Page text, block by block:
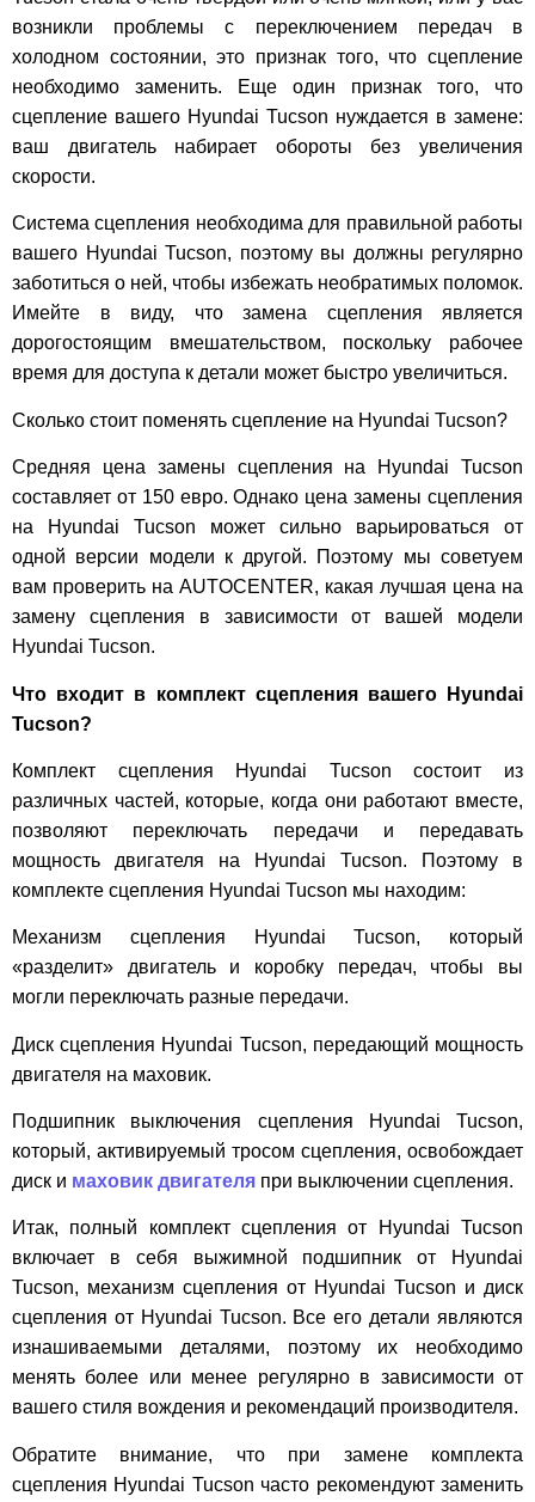
возникли проблемы с переключением передач в
холодном состоянии, это признак того, что сцепление
необходимо заменить. Еще один признак того, что
сцепление вашего Hyundai Tucson нуждается в замене:
ваш двигатель набирает обороты без увеличения
скорости.
Система сцепления необходима для правильной работы
вашего Hyundai Tucson, поэтому вы должны регулярно
заботиться о ней, чтобы избежать необратимых поломок.
Имейте в виду, что замена сцепления является
дорогостоящим вмешательством, поскольку рабочее
время для доступа к детали может быстро увеличиться.
Сколько стоит поменять сцепление на Hyundai Tucson?
Средняя цена замены сцепления на Hyundai Tucson
составляет от 150 евро. Однако цена замены сцепления
на Hyundai Tucson может сильно варьироваться от
одной версии модели к другой. Поэтому мы советуем
вам проверить на AUTOCENTER, какая лучшая цена на
замену сцепления в зависимости от вашей модели
Hyundai Tucson.
Что входит в комплект сцепления вашего Hyundai
Tucson?
Комплект сцепления Hyundai Tucson состоит из
различных частей, которые, когда они работают вместе,
позволяют переключать передачи и передавать
мощность двигателя на Hyundai Tucson. Поэтому в
комплекте сцепления Hyundai Tucson мы находим:
Механизм сцепления Hyundai Tucson, который
«разделит» двигатель и коробку передач, чтобы вы
могли переключать разные передачи.
Диск сцепления Hyundai Tucson, передающий мощность
двигателя на маховик.
Подшипник выключения сцепления Hyundai Tucson,
который, активируемый тросом сцепления, освобождает
диск и маховик двигателя при выключении сцепления.
Итак, полный комплект сцепления от Hyundai Tucson
включает в себя выжимной подшипник от Hyundai
Tucson, механизм сцепления от Hyundai Tucson и диск
сцепления от Hyundai Tucson. Все его детали являются
изнашиваемыми деталями, поэтому их необходимо
менять более или менее регулярно в зависимости от
вашего стиля вождения и рекомендаций производителя.
Обратите внимание, что при замене комплекта
сцепления Hyundai Tucson часто рекомендуют заменить